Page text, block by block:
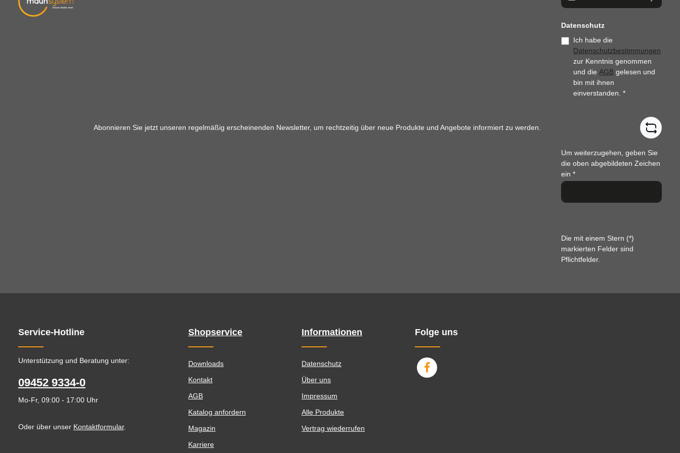
Abonnieren Sie jetzt unseren regelmäßig erscheinenden Newsletter, um rechtzeitig über neue Produkte und Angebote informiert zu werden.
Datenschutz
Ich habe die
Datenschutzbestimmungen
zur Kenntnis genommen
und dieAGB gelesen und
bin mit ihnen
einverstanden.*
Um weiterzugehen, geben Sie
die oben abgebildeten Zeichen
ein*
Die mit einem Stern (*)
markierten Felder sind
Pflichtfelder.
Service-Hotline
Unterstützung und Beratung unter:
09452 9334-0
Mo-Fr, 09:00 - 17:00 Uhr
Oder über unser Kontaktformular.
Shopservice
Downloads
Kontakt
AGB
Katalog anfordern
Magazin
Karriere
Informationen
Datenschutz
Über uns
Impressum
Alle Produkte
Vertrag wiederrufen
Folge uns